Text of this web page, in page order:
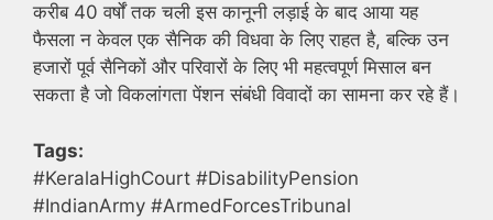
करीब 40 वर्षों तक चली इस कानूनी लड़ाई के बाद आया यह
फैसला न केवल एक सैनिक की विधवा के लिए राहत है, बल्कि उन
हजारों पूर्व सैनिकों और परिवारों के लिए भी महत्वपूर्ण मिसाल बन
सकता है जो विकलांगता पेंशन संबंधी विवादों का सामना कर रहे हैं।
Tags:
#KeralaHighCourt #DisabilityPension
#IndianArmy #ArmedForcesTribunal